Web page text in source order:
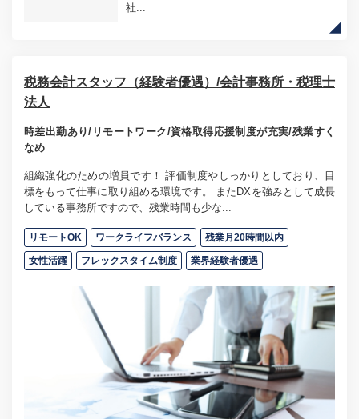
社...
税務会計スタッフ（経験者優遇）/会計事務所・税理士
法人
時差出勤あり/リモートワーク/資格取得応援制度が充実/残業すく
なめ
組織強化のための増員です！ 評価制度やしっかりとしており、目
標をもって仕事に取り組める環境です。 またDXを強みとして成長
している事務所ですので、残業時間も少な...
リモートOK ワークライフバランス 残業月20時間以内
女性活躍 フレックスタイム制度 業界経験者優遇